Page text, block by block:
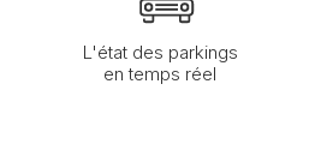
L'état des parkings
en temps réel